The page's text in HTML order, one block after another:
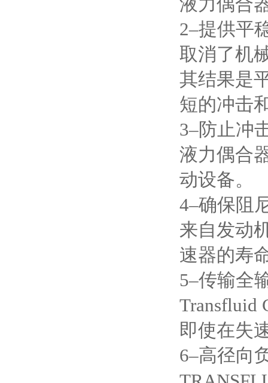
2–提供平
取消了机
其结果是
短的冲击
3–防止冲
液力偶合
动设备。
4–确保阻
来自发动
速器的寿
5–传输全
Transfluid
即使在失
6–高径向